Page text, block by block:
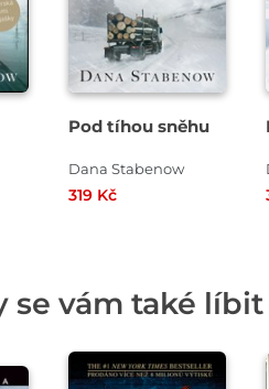
Pod tíhou sněhu
Dana Stabenow
319 Kč
se vám také líbit